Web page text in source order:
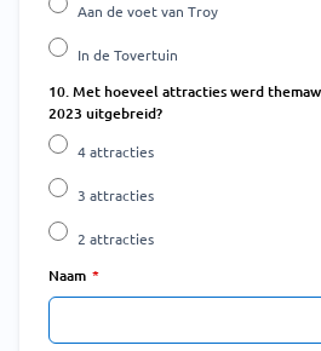
Aan de voet van Troy
In de Tovertuin
10. Met hoeveel attracties werd
2023 uitgebreid?
4 attracties
3 attracties
2 attracties
Naam